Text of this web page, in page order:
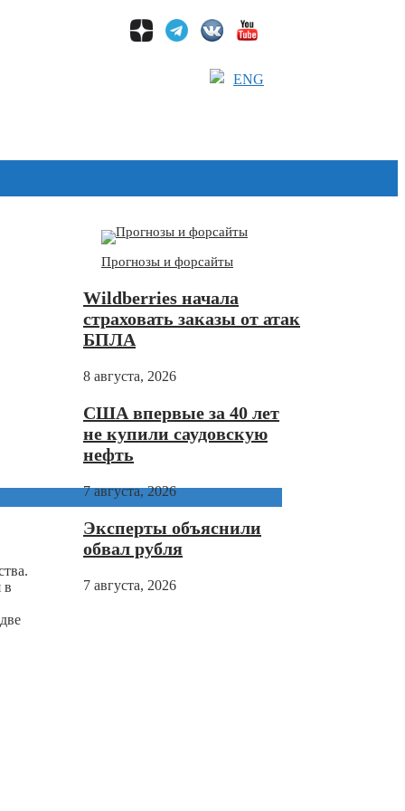
ENG
в
Прогнозы и форсайты
Wildberries начала
страховать заказы от атак
БПЛА
8 августа, 2026
США впервые за 40 лет
не купили саудовскую
нефть
7 августа, 2026
Эксперты объяснили
обвал рубля
7 августа, 2026